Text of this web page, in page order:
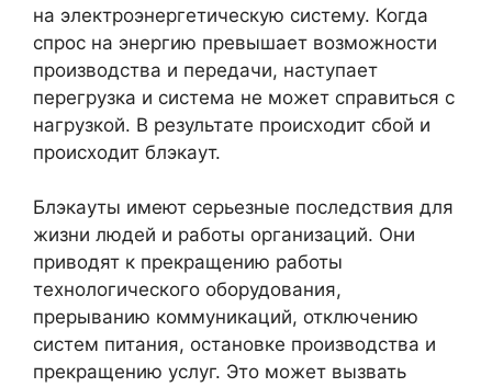
на электроэнергетическую систему. Когда
спрос на энергию превышает возможности
производства и передачи, наступает
перегрузка и система не может справиться с
нагрузкой. В результате происходит сбой и
происходит блэкаут.
Блэкауты имеют серьезные последствия для
жизни людей и работы организаций. Они
приводят к прекращению работы
технологического оборудования,
прерыванию коммуникаций, отключению
систем питания, остановке производства и
прекращению услуг. Это может вызвать